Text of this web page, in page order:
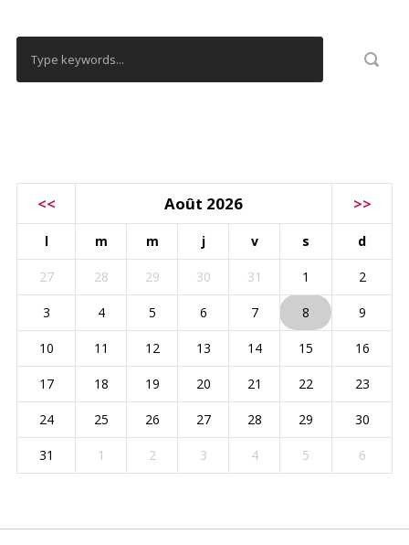
<< Août 2026 >>
l m m j v s d
27 28 29 30 31 1 2
3 4 5 6 7 8 9
10 11 12 13 14 15 16
17 18 19 20 21 22 23
24 25 26 27 28 29 30
31 1 2 3 4 5 6